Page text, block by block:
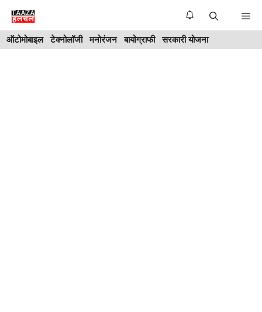
Skip
content
ऑटोमोबाइल टेक्नोलॉजी मनोरंजन बायोग्राफी सरकारी योजना